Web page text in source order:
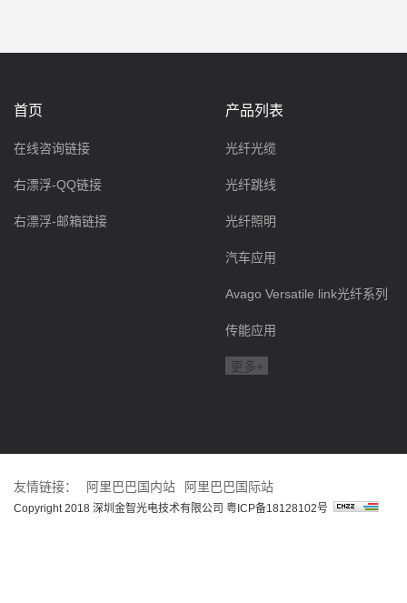
首页
在线咨询链接
右漂浮-QQ链接
右漂浮-邮箱链接
产品列表
光纤光缆
光纤跳线
光纤照明
汽车应用
Avago Versatile link光纤系列
传能应用
更多+
友情链接： 阿里巴巴国内站 阿里巴巴国际站
Copyright 2018 深圳金智光电技术有限公司 粤ICP备18128102号